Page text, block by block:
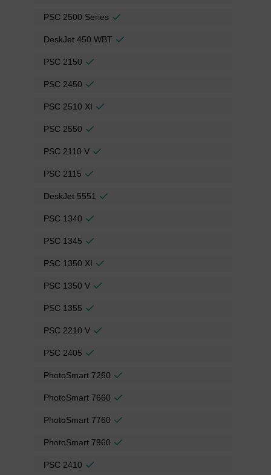
PSC 2500 Series
DeskJet 450 WBT
PSC 2150
PSC 2450
PSC 2510 XI
PSC 2550
PSC 2110 V
PSC 2115
DeskJet 5551
PSC 1340
PSC 1345
PSC 1350 XI
PSC 1350 V
PSC 1355
PSC 2210 V
PSC 2405
PhotoSmart 7260
PhotoSmart 7660
PhotoSmart 7760
PhotoSmart 7960
PSC 2410